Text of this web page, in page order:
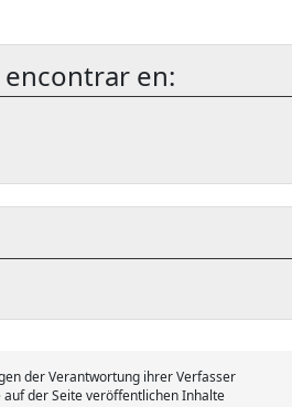
en:
der Verantwortung ihrer Verfasser
der Seite veröffentlichen Inhalte